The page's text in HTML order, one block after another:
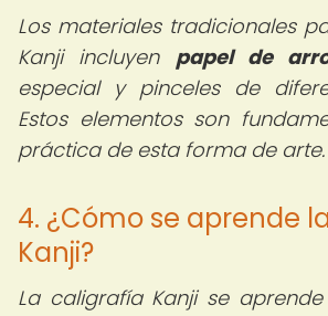
Los materiales tradicionales
Kanji incluyen papel de
especial y pinceles de
Estos elementos son
práctica de esta forma de arte.
4. ¿Cómo se aprende
Kanji?
La caligrafía Kanji se